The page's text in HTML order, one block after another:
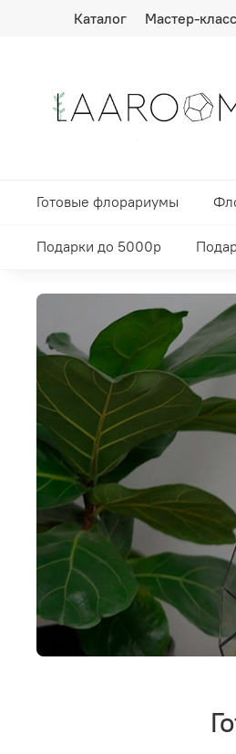
Каталог Мастер-
Готовые флорариумы
Подарки до 5000р